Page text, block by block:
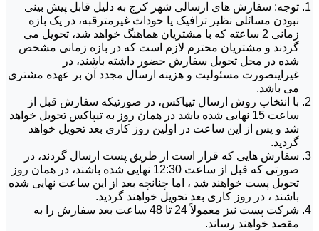
توجه: سفارش های ارسالی شهر کرج به دلیل قابل پیش بینی
نبودن مسائلی نظیر ترافیک یا حوداث غیرمترقبه، در یک بازه
زمانی 2 ساعته که با مشتریان هماهنگ خواهد شد، تحویل می
گردند و مشتریان محترم لازم است که در بازه زمانی مشخص
شده در محل تحویل سفارش حضور داشته باشند، در
غیراینصورت مسئولیت و هزینه ارسال مجدد آن بر عهده مشتری
می باشد.
با انتخاب روش ارسال تیپاکس، در صورتیکه سفارش قبل از
ساعت 15 نهایی شده باشد در همان روز به تیپاکس تحویل خواهد
شد و پس از این ساعت در اولین روز کاری بعد تحویل خواهد
گردید.
سفارش هایی که قرار است از طریق پست ارسال گردند، در
صورتی که قبل از ساعت 12:30 نهایی شده باشند، در همان روز
تحویل پست خواهند شد ، اما چنانچه بعد از این ساعت نهایی شده
باشند ، در روز کاری بعد تحویل خواهند گردید.
شرکت پست نیز معمولاً 24 تا 48 ساعت بعد سفارش را به
مقصد خواهند رساند.